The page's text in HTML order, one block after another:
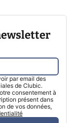
par email des
de Clubic.
consentement à
présent dans
de vos données,